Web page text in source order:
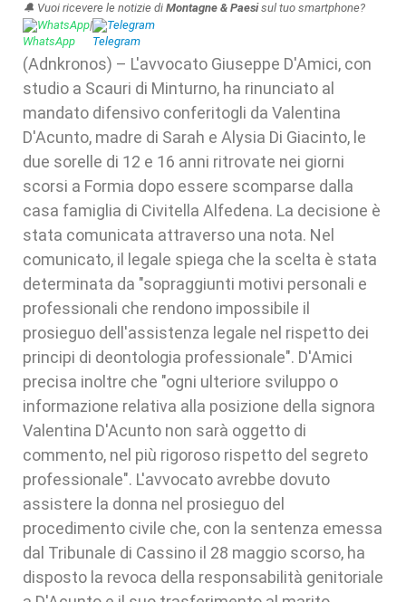
🔔 Vuoi ricevere le notizie di Montagne & Paesisul tuo smartphone?
WhatsApp| Telegram
(Adnkronos) – L'avvocato Giuseppe D'Amici, con
studio a Scauri di Minturno, ha rinunciato al
mandato difensivo conferitogli da Valentina
D'Acunto, madre di Sarah e Alysia Di Giacinto, le
due sorelle di 12 e 16 anni ritrovate nei giorni
scorsi a Formia dopo essere scomparse dalla
casa famiglia di Civitella Alfedena. La decisione è
stata comunicata attraverso una nota. Nel
comunicato, il legale spiega che la scelta è stata
determinata da "sopraggiunti motivi personali e
professionali che rendono impossibile il
prosieguo dell'assistenza legale nel rispetto dei
principi di deontologia professionale". D'Amici
precisa inoltre che "ogni ulteriore sviluppo o
informazione relativa alla posizione della signora
Valentina D'Acunto non sarà oggetto di
commento, nel più rigoroso rispetto del segreto
professionale". L'avvocato avrebbe dovuto
assistere la donna nel prosieguo del
procedimento civile che, con la sentenza emessa
dal Tribunale di Cassino il 28 maggio scorso, ha
disposto la revoca della responsabilità genitoriale